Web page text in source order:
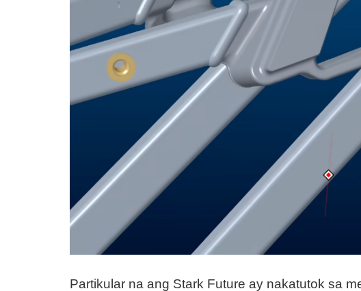
Partikular na ang Stark Future ay nakatutok sa